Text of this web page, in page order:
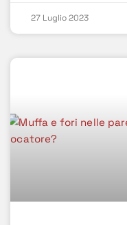
27 Luglio 2023